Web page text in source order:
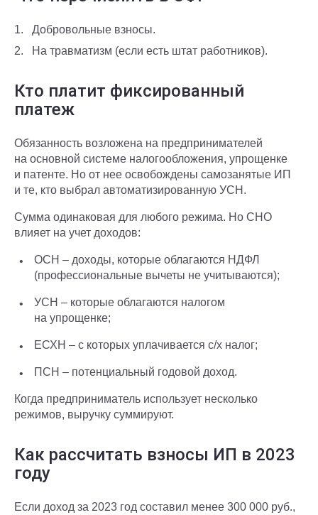
Добровольные взносы.
На травматизм (если есть штат работников).
Кто платит фиксированный
платеж
Обязанность возложена на предпринимателей
на основной системе налогообложения, упрощенке
и патенте. Но от нее освобождены самозанятые ИП
и те, кто выбрал автоматизированную УСН.
Сумма одинаковая для любого режима. Но СНО
влияет на учет доходов:
ОСН – доходы, которые облагаются НДФЛ
(профессиональные вычеты не учитываются);
УСН – которые облагаются налогом
на упрощенке;
ЕСХН – с которых уплачивается с/х налог;
ПСН – потенциальный годовой доход.
Когда предприниматель использует несколько
режимов, выручку суммируют.
Как рассчитать взносы ИП в 2023
году
Если доход за 2023 год составил менее 300 000 руб.,